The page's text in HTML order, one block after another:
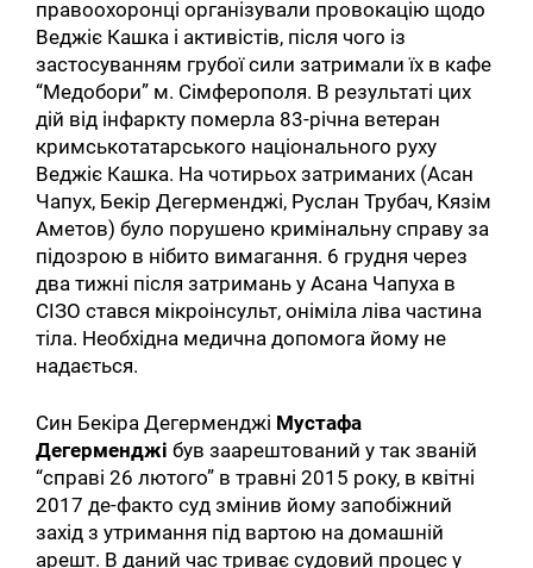
правоохоронці організували провокацію щодо
Веджіє Кашка і активістів, після чого із
застосуванням грубої сили затримали їх в кафе
“Медобори” м. Сімферополя. В результаті цих
дій від інфаркту померла 83-річна ветеран
кримськотатарського національного руху
Веджіє Кашка. На чотирьох затриманих (Асан
Чапух, Бекір Дегерменджі, Руслан Трубач, Кязім
Аметов) було порушено кримінальну справу за
підозрою в нібито вимагання. 6 грудня через
два тижні після затримань у Асана Чапуха в
СІЗО стався мікроінсульт, оніміла ліва частина
тіла. Необхідна медична допомога йому не
надається.
Син Бекіра Дегерменджі Мустафа
Дегерменджі був заарештований у так званій
“справі 26 лютого” в травні 2015 року, в квітні
2017 де-факто суд змінив йому запобіжний
захід з утримання під вартою на домашній
арешт. В даний час триває судовий процес у